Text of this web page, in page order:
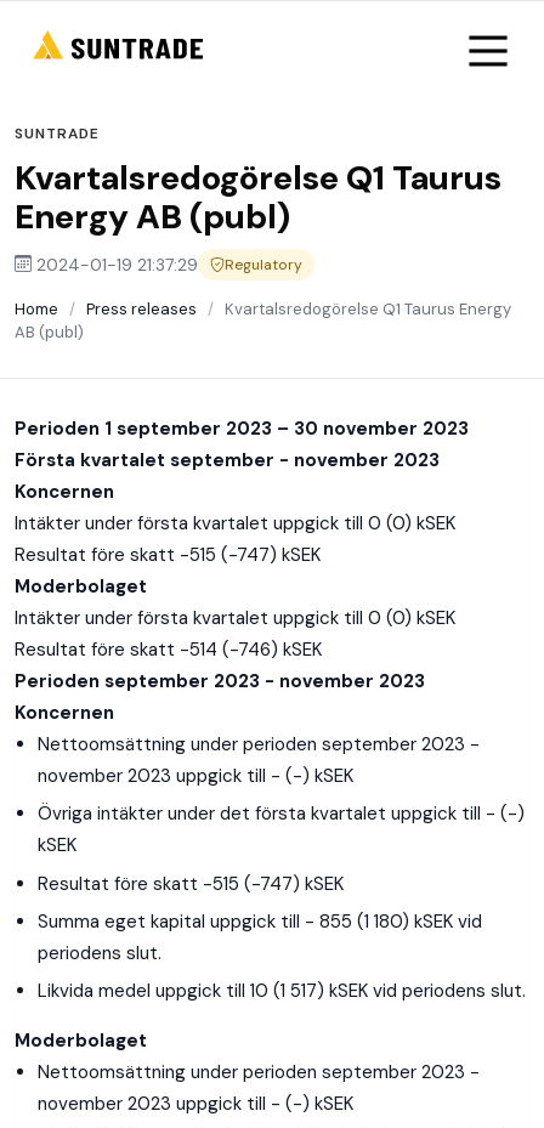
SUNTRADE
Kvartalsredogörelse Q1 Taurus
Energy AB (publ)
2024-01-19 21:37:29 Regulatory
Home / Press releases / Kvartalsredogörelse Q1 Taurus Energy
AB (publ)
Perioden 1 september 2023 – 30 november 2023
Första kvartalet september - november 2023
Koncernen
Intäkter under första kvartalet uppgick till 0 (0) kSEK
Resultat före skatt -515 (-747) kSEK
Moderbolaget
Intäkter under första kvartalet uppgick till 0 (0) kSEK
Resultat före skatt -514 (-746) kSEK
Perioden september 2023 - november 2023
Koncernen
Nettoomsättning under perioden september 2023 -
november 2023 uppgick till - (-) kSEK
Övriga intäkter under det första kvartalet uppgick till - (-)
kSEK
Resultat före skatt -515 (-747) kSEK
Summa eget kapital uppgick till - 855 (1 180) kSEK vid
periodens slut.
Likvida medel uppgick till 10 (1 517) kSEK vid periodens slut.
Moderbolaget
Nettoomsättning under perioden september 2023 -
november 2023 uppgick till - (-) kSEK